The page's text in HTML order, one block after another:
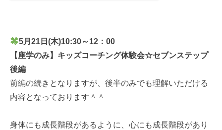
5月21 日(木)10:30～12：00
【座学のみ】キッズコーチング体験会☆セブンステップ
後編
前編の続きとなりますが、後半のみでも理解いただける
内容となっております＾＾
身体にも成長階段があるように、心にも成長階段があり